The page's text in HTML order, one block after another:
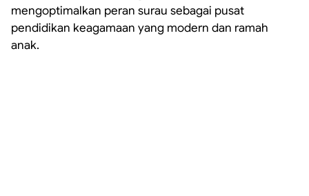
mengoptimalkan peran surau sebagai pusat
pendidikan keagamaan yang modern dan ramah
anak.